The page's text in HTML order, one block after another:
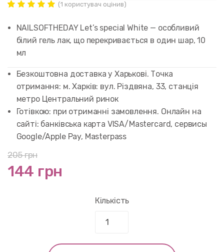
5.00 out of
5 based on
customer
(1 користувач оцінив)
NAILSOFTHEDAY Let’s special White — особливий
білий гель лак, що перекривається в один шар, 10
мл
Безкоштовна доставка у Харькові. Точка
отримання: м. Харків: вул. Різдвяна, 33, станція
метро Центральний ринок
Готівкою: при отриманні замовлення. Онлайн на
сайті: банківська карта VISA/Mastercard, сервисы
Google/Apple Pay, Masterpass
205грн
144 грн
Кількість